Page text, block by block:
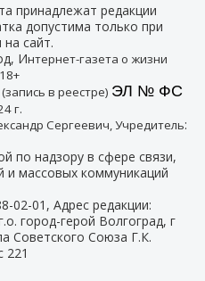
принадлежат редакции
допустима только при
сайт.
Интернет-газета о жизни
в реестре) ЭЛ № ФС
г.
Сергеевич, Учредитель:
по надзору в сфере связи,
и массовых коммуникаций
02-01 , Адрес редакции:
город-герой Волгоград, г
Советского Союза Г.К.
221